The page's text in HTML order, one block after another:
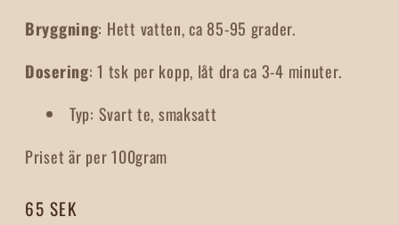
Bryggning: Hett vatten, ca 85-95 grader.
Dosering: 1 tsk per kopp, låt dra ca 3-4 minuter.
Typ: Svart te, smaksatt
Priset är per 100gram
Regular
65 SEK